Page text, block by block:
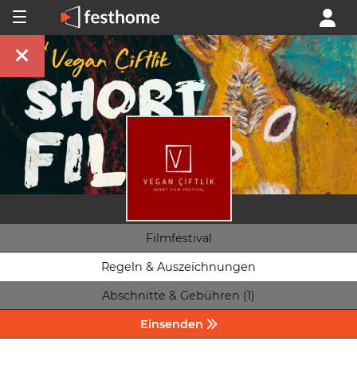
Filmfestival
Regeln & Auszeichnungen
Abschnitte & Gebühren (1)
Einsenden